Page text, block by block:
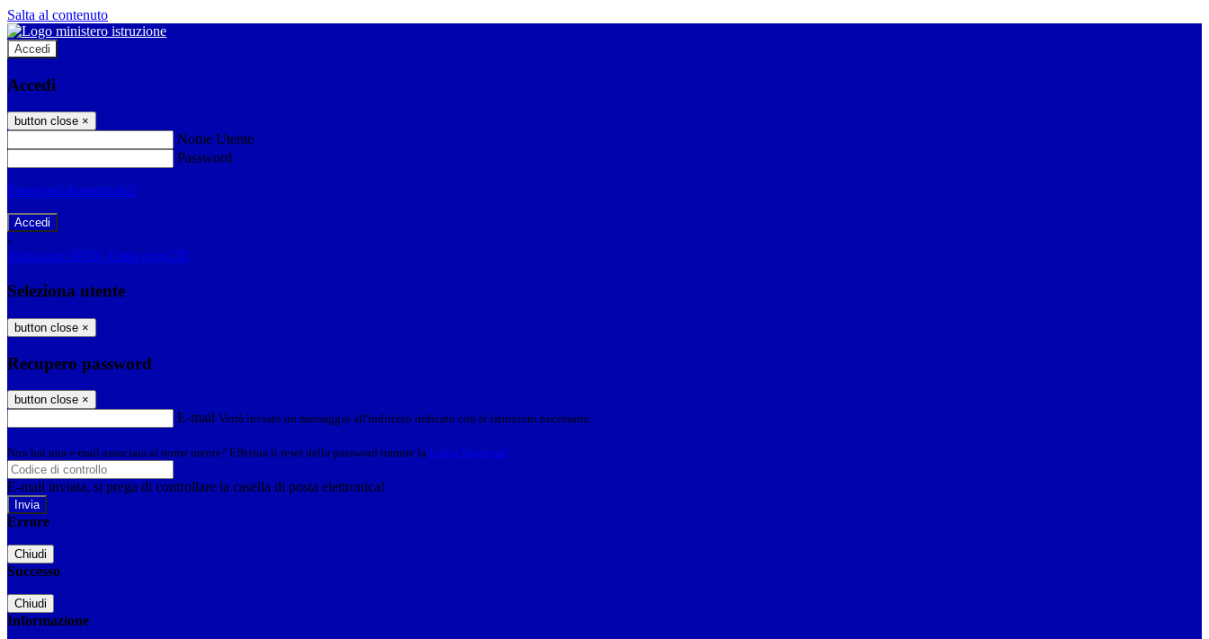
Salta al contenuto
Accedi
Accedi
button close ×
Nome Utente
Password
Password dimenticata?
-
Entra con SPID Entra con CIE
Seleziona utente
button close ×
Recupero password
button close ×
E-mail Verrà inviato un messaggio all'indirizzo indicato con le istruzioni necessarie.
Non hai una e-mail associata al nome utente? Effettua il reset della password tramite la Login Spaggiari
E-mail inviata, si prega di controllare la casella di posta elettronica!
Errore
Chiudi
Successo
Chiudi
Informazione